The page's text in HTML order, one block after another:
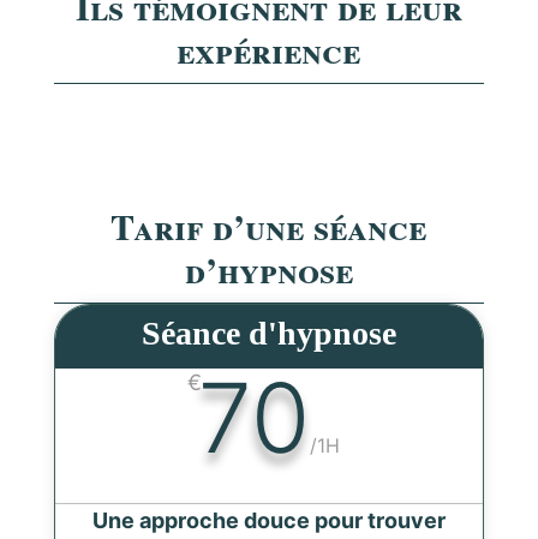
expérience
Tarif d’une séance
d’hypnose
Séance d'hypnose
€70 /1H
Une approche douce pour trouver